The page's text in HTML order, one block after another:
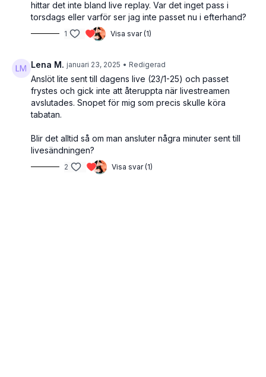
hittar det inte bland live replay. Var det inget pass i
torsdags eller varför ser jag inte passet nu i efterhand?
1 Visa svar (1)
Lena M. januari 23, 2025 • Redigerad
Anslöt lite sent till dagens live (23/1-25) och passet
frystes och gick inte att återuppta när livestreamen
avslutades. Snopet för mig som precis skulle köra
tabatan.
Blir det alltid så om man ansluter några minuter sent till
livesändningen?
2 Visa svar (1)